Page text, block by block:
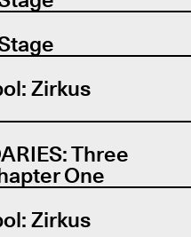
Zirkus
Three
One
Zirkus